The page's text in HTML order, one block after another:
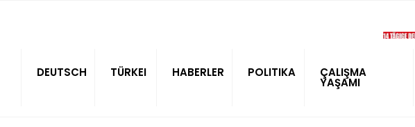
DEUTSCH TÜRKEI HABERLER POLITIKA ÇALIŞMA
YAŞAMI